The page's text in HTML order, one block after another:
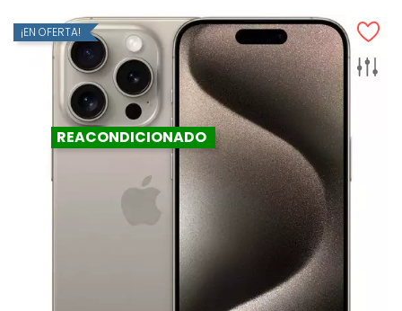
¡EN OFERTA!
REACONDICIONADO